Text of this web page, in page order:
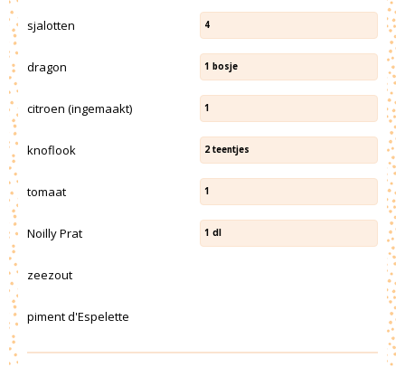
sjalotten 4
dragon 1 bosje
citroen (ingemaakt) 1
knoflook 2 teentjes
tomaat 1
Noilly Prat 1 dl
zeezout
piment d'Espelette